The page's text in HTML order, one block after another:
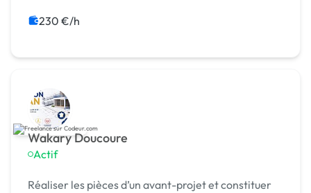
230 €/h
Wakary Doucoure
Actif
Réaliser les pièces d’un avant-projet et constituer